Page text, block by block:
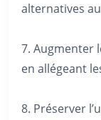
alternatives
7. Augmenter
en allégeant
8. Préserver